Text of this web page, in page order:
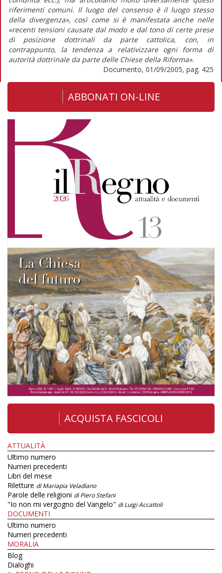
riferimenti comuni. Il luogo del consenso è il luogo stesso
della divergenza», così come si è manifestata anche nelle
«recenti tensioni causate dal modo e dal tono di certe prese
di posizione dottrinali da parte cattolica, con, in
contrappunto, la tendenza a relativizzare ogni forma di
autorità dottrinale da parte delle Chiese della Riforma».
Documento, 01/09/2005, pag. 425
ABBONATI ON-LINE
ACQUISTA FASCICOLI
ATTUALITÀ
Ultimo numero
Numeri precedenti
Libri del mese
Riletture di Mariapia Veladiano
Parole delle religioni di Piero Stefani
"Io non mi vergogno del Vangelo" di Luigi Accattoli
DOCUMENTI
Ultimo numero
Numeri precedenti
MORALIA
Blog
Dialoghi